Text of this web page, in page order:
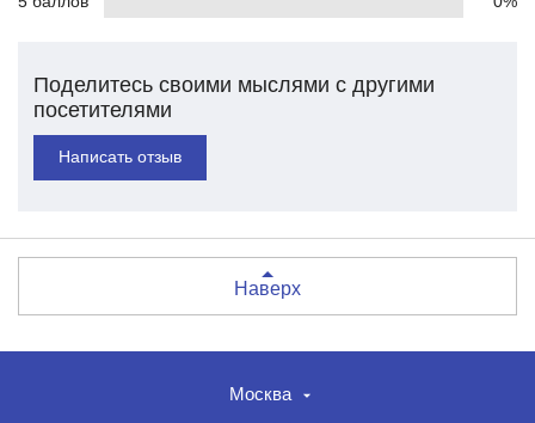
Поделитесь своими мыслями с другими
посетителями
Написать отзыв
Наверх
Москва